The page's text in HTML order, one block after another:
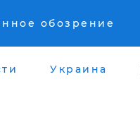
обозрение
Украина